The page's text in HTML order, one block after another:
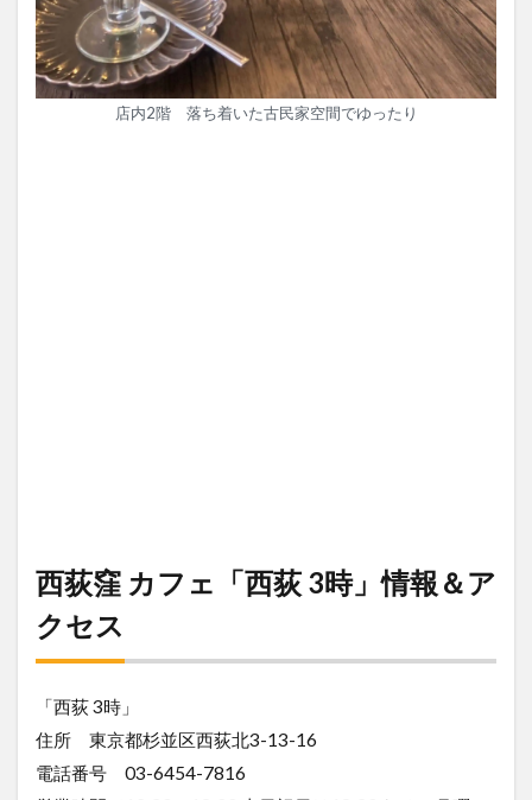
店内2階 落ち着いた古民家空間でゆったり
西荻窪 カフェ「西荻 3時」情報＆ア
クセス
「西荻 3時」
住所 東京都杉並区西荻北3-13-16
電話番号 03-6454-7816